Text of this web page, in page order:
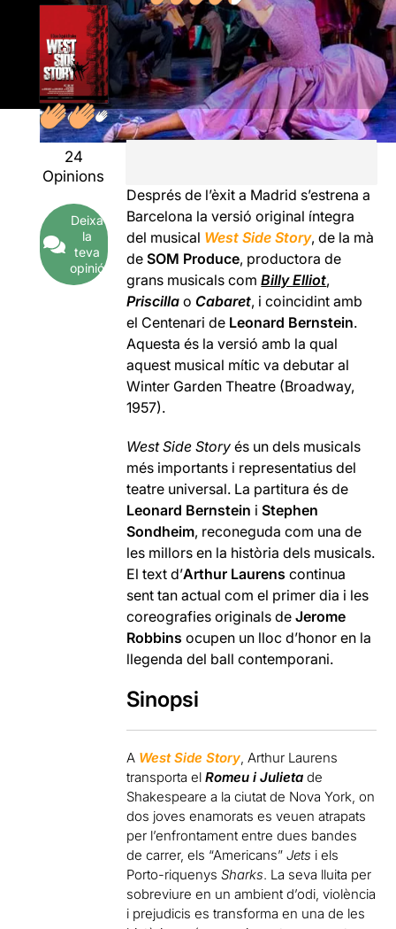
24
Opinions
Deixa
la
teva
opinió
Després de l’èxit a Madrid s’estrena a
Barcelona la versió original íntegra
del musical West Side Story, de la mà
de SOM Produce, productora de
grans musicals comBilly Elliot,
Priscilla o Cabaret, i coincidint amb
el Centenari de Leonard Bernstein.
Aquesta és la versió amb la qual
aquest musical mític va debutar al
Winter Garden Theatre (Broadway,
1957).
West Side Story és un dels musicals
més importants i representatius del
teatre universal. La partitura és de
Leonard Bernstein iStephen
Sondheim, reconeguda com una de
les millors en la història dels musicals.
El text d’Arthur Laurens continua
sent tan actual com el primer dia i les
coreografies originals de Jerome
Robbins ocupen un lloc d’honor en la
llegenda del ball contemporani.
Sinopsi
A West Side Story, Arthur Laurens
transporta elRomeu i Julieta de
Shakespeare a la ciutat de Nova York, on
dos joves enamorats es veuen atrapats
per l’enfrontament entre dues bandes
de carrer, els “Americans”Jets i els
Porto-riquenysSharks. La seva lluita per
sobreviure en un ambient d’odi, violència
i prejudicis es transforma en una de les